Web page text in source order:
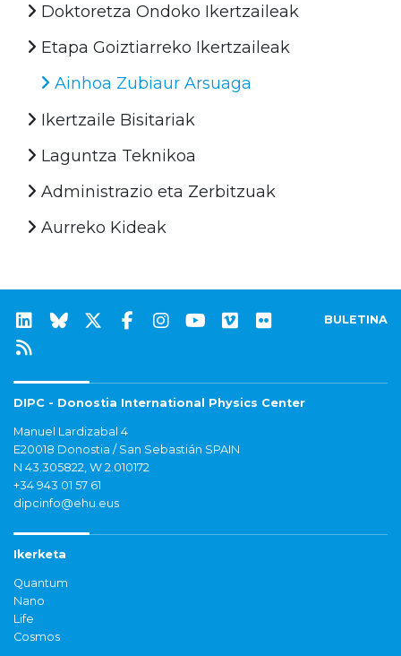
Doktoretza Ondoko Ikertzaileak
Etapa Goiztiarreko Ikertzaileak
Ainhoa Zubiaur Arsuaga
Ikertzaile Bisitariak
Laguntza Teknikoa
Administrazio eta Zerbitzuak
Aurreko Kideak
BULETINA
DIPC - Donostia International Physics Center
Manuel Lardizabal 4
E20018 Donostia / San Sebastián SPAIN
N 43.305822, W 2.010172
+34 943 01 57 61
dipcinfo@ehu.eus
Ikerketa
Quantum
Nano
Life
Cosmos